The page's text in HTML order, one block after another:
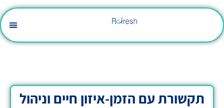
הזמן-איזון חיים וניהול